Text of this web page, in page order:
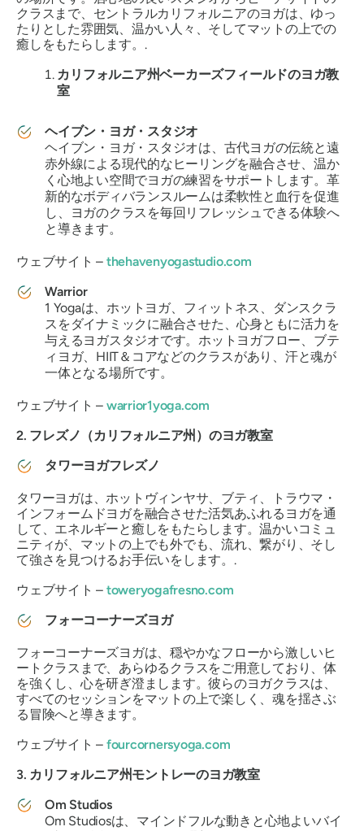
クラスまで、セントラルカリフォルニアのヨガは、ゆっ
たりとした雰囲気、温かい人々、そしてマットの上での
癒しをもたらします。.
カリフォルニア州ベーカーズフィールドのヨガ教
室
ヘイブン・ヨガ・スタジオ
ヘイブン・ヨガ・スタジオは、古代ヨガの伝統と遠
赤外線による現代的なヒーリングを融合させ、温か
く心地よい空間でヨガの練習をサポートします。革
新的なボディバランスルームは柔軟性と血行を促進
し、ヨガのクラスを毎回リフレッシュできる体験へ
と導きます。
ウェブサイト – thehavenyogastudio.com
Warrior
1 Yogaは、ホットヨガ、フィットネス、ダンスクラ
スをダイナミックに融合させた、心身ともに活力を
与えるヨガスタジオです。ホットヨガフロー、ブテ
ィヨガ、HIIT＆コアなどのクラスがあり、汗と魂が
一体となる場所です。
ウェブサイト – warrior1yoga.com
2. フレズノ（カリフォルニア州）のヨガ教室
タワーヨガフレズノ
タワーヨガは、ホットヴィンヤサ、ブティ、トラウマ・
インフォームドヨガを融合させた活気あふれるヨガを通
して、エネルギーと癒しをもたらします。温かいコミュ
ニティが、マットの上でも外でも、流れ、繋がり、そし
て強さを見つけるお手伝いをします。.
ウェブサイト – toweryogafresno.com
フォーコーナーズヨガ
フォーコーナーズヨガは、穏やかなフローから激しいヒ
ートクラスまで、あらゆるクラスをご用意しており、体
を強くし、心を研ぎ澄まします。彼らのヨガクラスは、
すべてのセッションをマットの上で楽しく、魂を揺さぶ
る冒険へと導きます。
ウェブサイト – fourcornersyoga.com
3. カリフォルニア州モントレーのヨガ教室
Om Studios
Om Studiosは、マインドフルな動きと心地よいバイ